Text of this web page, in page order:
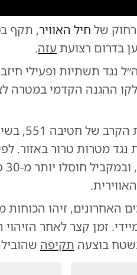
תיעוד מחיסול המחבל בעזה |צילום: של חיל האוויר, תקף
בדרום רצועת עזה.
נגד תשתיות ופעילי
סמוך לקו ההגנה הקדמי
במהלך השבוע
נגד מטרות טרור באזור.
האחרונים, זיהו הכוחות
זמן קצר לאחר הזיהוי
בוצעה תקיפה